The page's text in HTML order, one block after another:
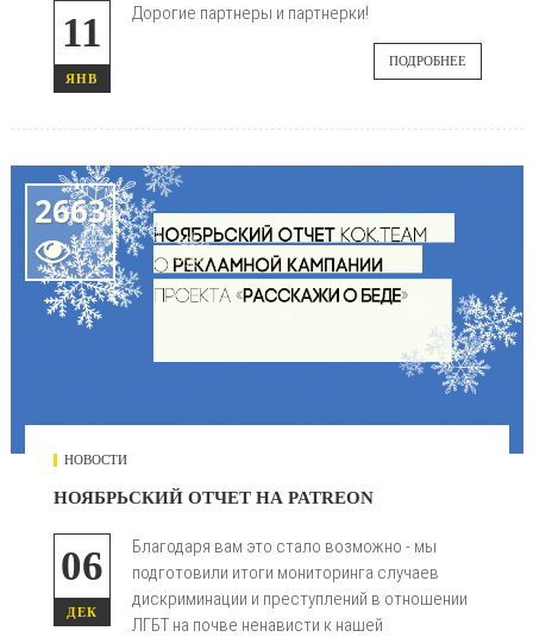
11
ЯНВ
Дорогие партнеры и партнерки!
ПОДРОБНЕЕ
2663

НОВОСТИ
НОЯБРЬСКИЙ ОТЧЕТ НА PATREON
06
ДЕК
Благодаря вам это стало возможно - мы
подготовили итоги мониторинга случаев
дискриминации и преступлений в отношении
ЛГБТ на почве ненависти к нашей